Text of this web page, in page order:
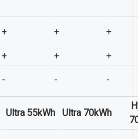
+ + +
+ +
+
- - -
Ultra 55kWh Ultra 70kWh